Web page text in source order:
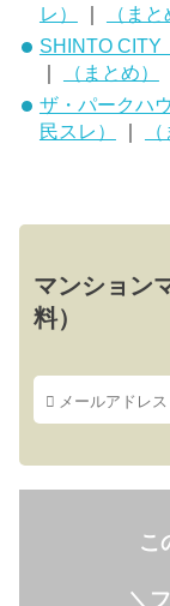
レ）
｜ （まと
SHINTO CITY
｜
（まとめ）
ザ・パークハ
民スレ）
｜
マンション
料）
こ
＼